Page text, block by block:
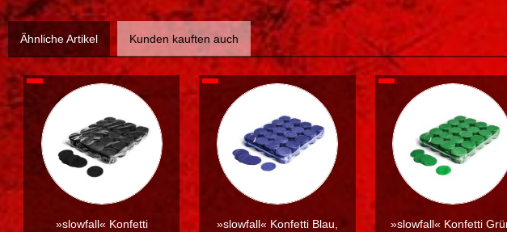
Ähnliche Artikel Kunden kauften auch
»slowfall« Konfetti
»slowfall« Konfetti Blau,
»slowfall« Konfetti